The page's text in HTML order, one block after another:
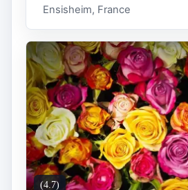
Ensisheim, France
(4.7)